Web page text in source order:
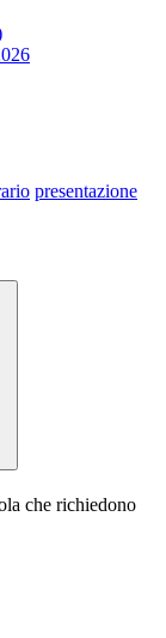
presentazione
che richiedono